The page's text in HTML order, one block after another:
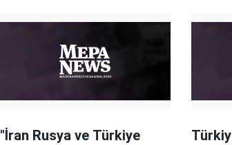
"İran Rusya ve Türkiye